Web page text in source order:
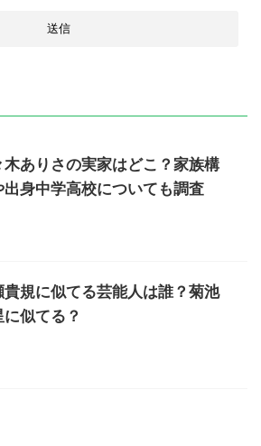
木ありさの実家はどこ？家族構
出身中学高校についても調査
貴規に似てる芸能人は誰？菊池
に似てる？